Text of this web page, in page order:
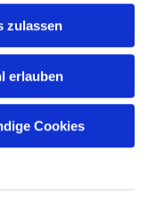
zulassen
erlauben
Cookies